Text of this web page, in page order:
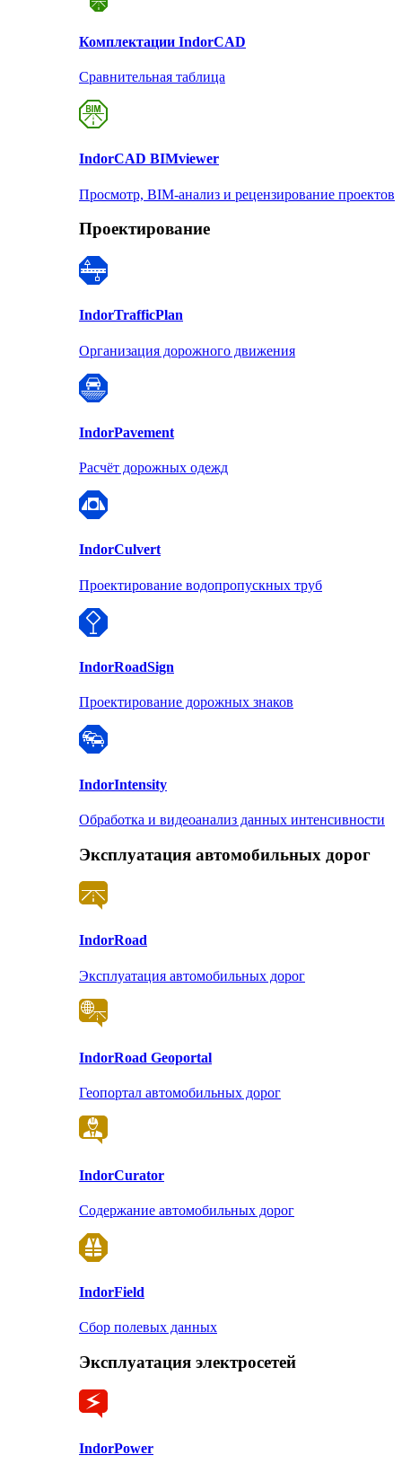
Комплектации IndorCAD
Сравнительная таблица
IndorCAD BIMviewer
Просмотр, BIM-анализ и рецензирование проектов
Проектирование
IndorTrafficPlan
Организация дорожного движения
IndorPavement
Расчёт дорожных одежд
IndorCulvert
Проектирование водопропускных труб
IndorRoadSign
Проектирование дорожных знаков
IndorIntensity
Обработка и видеоанализ данных интенсивности
Эксплуатация автомобильных дорог
IndorRoad
Эксплуатация автомобильных дорог
IndorRoad Geoportal
Геопортал автомобильных дорог
IndorCurator
Содержание автомобильных дорог
IndorField
Сбор полевых данных
Эксплуатация электросетей
IndorPower